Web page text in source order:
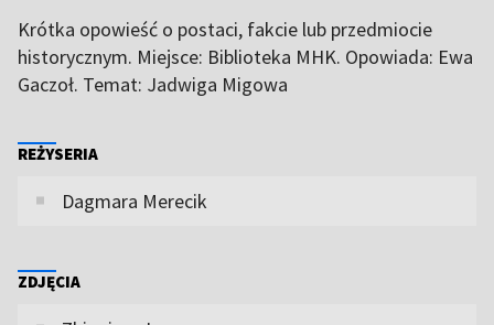
Krótka opowieść o postaci, fakcie lub przedmiocie
historycznym. Miejsce: Biblioteka MHK. Opowiada: Ewa
Gaczoł. Temat: Jadwiga Migowa
REŻYSERIA
Dagmara Merecik
ZDJĘCIA